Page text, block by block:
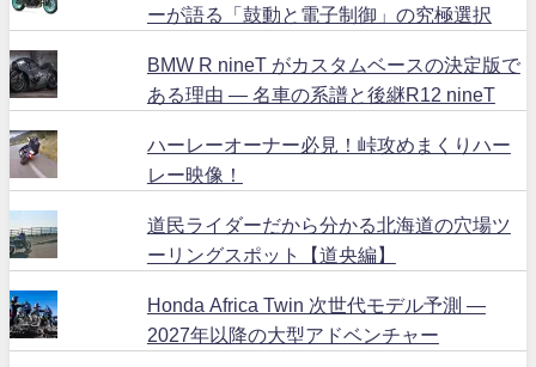
ーが語る「鼓動と電子制御」の究極選択
BMW R nineT がカスタムベースの決定版で
ある理由 ― 名車の系譜と後継R12 nineT
ハーレーオーナー必見！峠攻めまくりハー
レー映像！
道民ライダーだから分かる北海道の穴場ツ
ーリングスポット【道央編】
Honda Africa Twin 次世代モデル予測 ―
2027年以降の大型アドベンチャー